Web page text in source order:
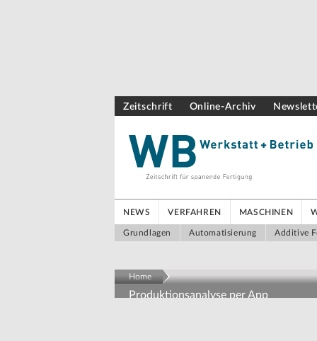
Zeitschrift Online-Archiv
NEWS VERFAHREN MASCHINEN
Grundlagen Automatisierung Additive
Home
Produktionsanalyse per App